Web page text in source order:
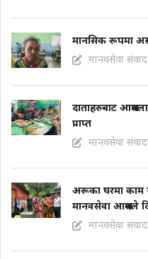
मानसिक रूपमा
मानवसेवा
दाताहरुबाट
प्राप्त
मानवसेवा
अरूका घरमा काम
मानवसेवा आश्रमले
मानवसेवा